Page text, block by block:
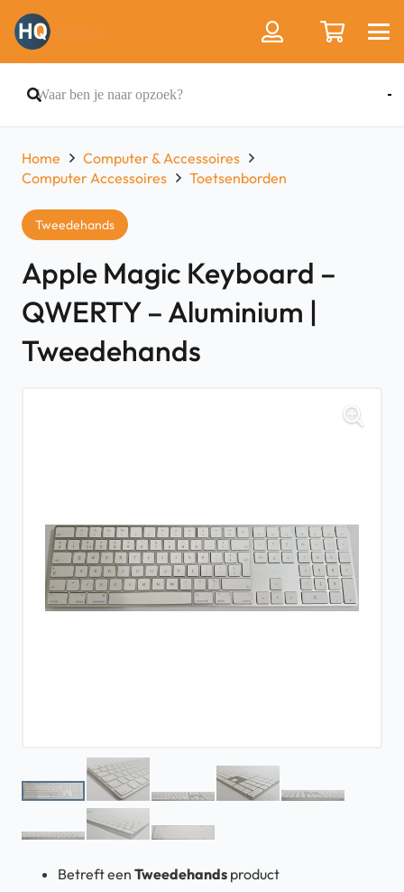
Home
Computer & Accessoires
Computer Accessoires
Toetsenborden
Tweedehands
Apple Magic Keyboard –
QWERTY – Aluminium |
Tweedehands
Betreft een Tweedehands product